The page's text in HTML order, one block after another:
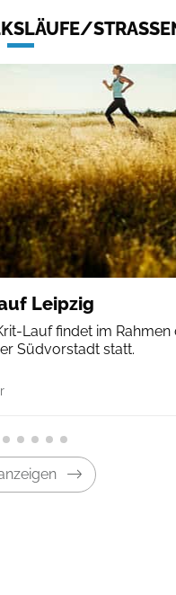
Leipzig
Lauf findet im
Südvorstadt statt.